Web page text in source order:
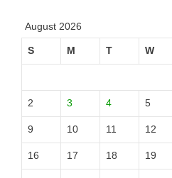
August 2026
S M T W
2 3 4 5
9 10 11 12
16 17 18 19